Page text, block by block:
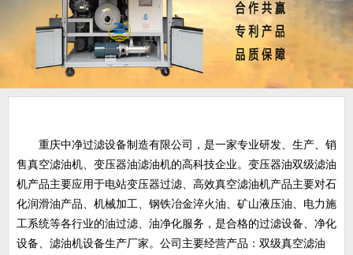
重庆中净过滤设备制造有限公司，是一家专业研发、生产、销
售真空滤油机、变压器油滤油机的高科技企业。变压器油双级滤油
机产品主要应用于电站变压器过滤、高效真空滤油机产品主要对石
化润滑油产品、机械加工、钢铁冶金淬火油、矿山液压油、电力施
工系统等各行业的油过滤、油净化服务，是合格的过滤设备、净化
设备、滤油机设备生产厂家。公司主要经营产品：双级真空滤油